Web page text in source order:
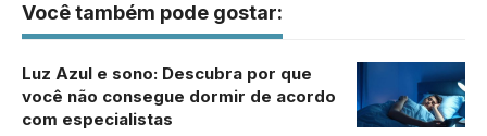
Você também pode gostar:
Luz Azul e sono: Descubra por que
você não consegue dormir de acordo
com especialistas